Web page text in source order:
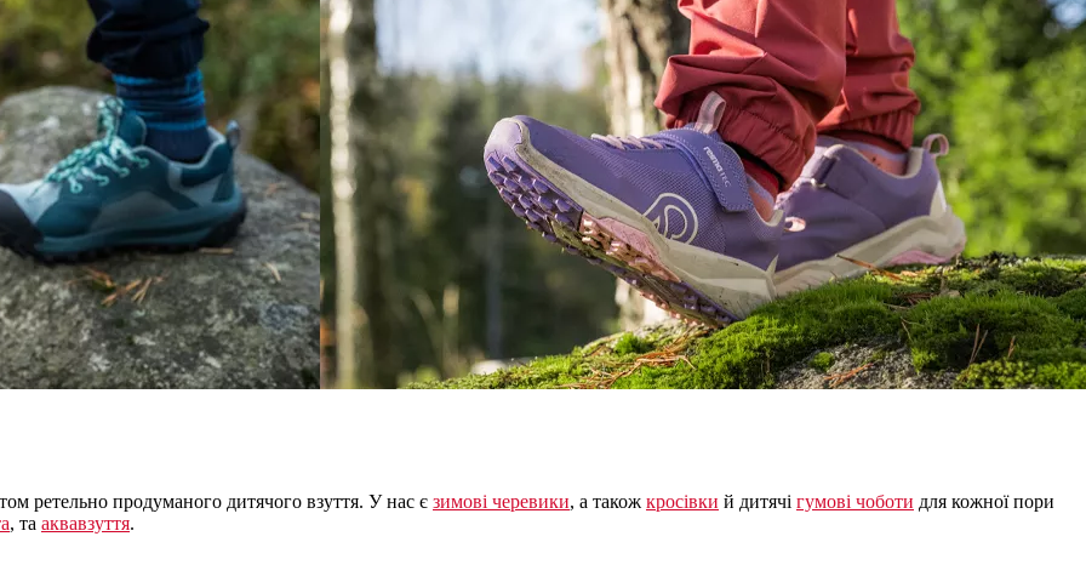
ретельно продуманого дитячого взуття. У нас є зимові черевики, а також кросівки й дитячі гумові чоботи для кожної пори
, та аквавзуття.